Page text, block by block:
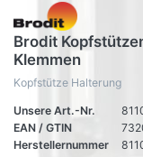
Brodit
Klemmen
Kopfstütze Halterung
Unsere Art.-Nr.
EAN / GTIN
Herstellernummer